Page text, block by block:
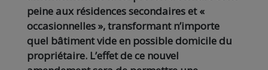
peine aux résidences secondaires et «
occasionnelles », transformant n’importe
quel bâtiment vide en possible domicile du
propriétaire. L’effet de ce nouvel